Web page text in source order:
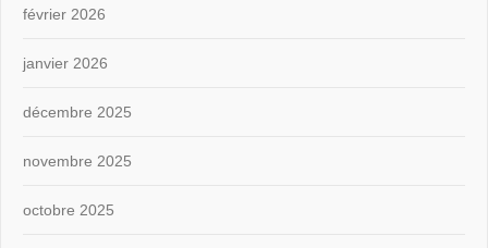
février 2026
janvier 2026
décembre 2025
novembre 2025
octobre 2025